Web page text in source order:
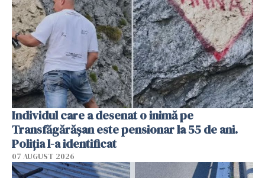
Individul care a desenat o inimă pe
Transfăgărășan este pensionar la 55 de ani.
Poliția l-a identificat
07 AUGUST 2026